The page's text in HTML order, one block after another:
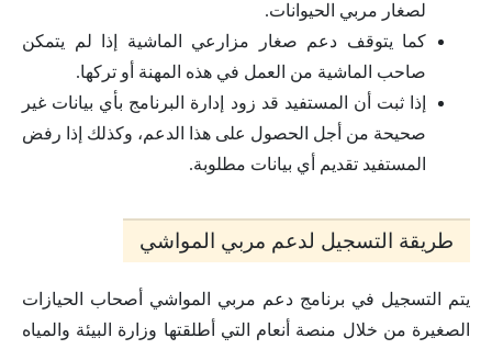
لصغار مربي الحيوانات.
كما يتوقف دعم صغار مزارعي الماشية إذا لم يتمكن
صاحب الماشية من العمل في هذه المهنة أو تركها.
إذا ثبت أن المستفيد قد زود إدارة البرنامج بأي بيانات غير
صحيحة من أجل الحصول على هذا الدعم، وكذلك إذا رفض
المستفيد تقديم أي بيانات مطلوبة.
طريقة التسجيل لدعم مربي المواشي
يتم التسجيل في برنامج دعم مربي المواشي أصحاب الحيازات
الصغيرة من خلال منصة أنعام التي أطلقتها وزارة البيئة والمياه